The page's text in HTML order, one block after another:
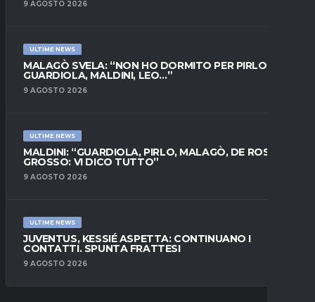
9 AGOSTO 2026
ULTIME NEWS
MALAGÒ SVELA: “NON HO DORMITO PER PIRLO.
GUARDIOLA, MALDINI, LEO…”
9 AGOSTO 2026
ULTIME NEWS
MALDINI: “GUARDIOLA, PIRLO, MALAGÒ, DE ROSSI E
GROSSO: VI DICO TUTTO”
9 AGOSTO 2026
ULTIME NEWS
JUVENTUS, KESSIÉ ASPETTA: CONTINUANO I
CONTATTI. SPUNTA FRATTESI
9 AGOSTO 2026